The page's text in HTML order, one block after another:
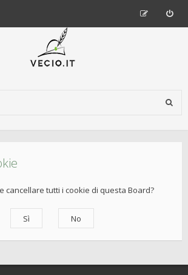
cancellare tutti i cookie di questa Board?